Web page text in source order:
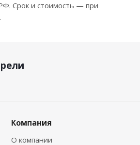
Срок и стоимость — при
Компания
О компании